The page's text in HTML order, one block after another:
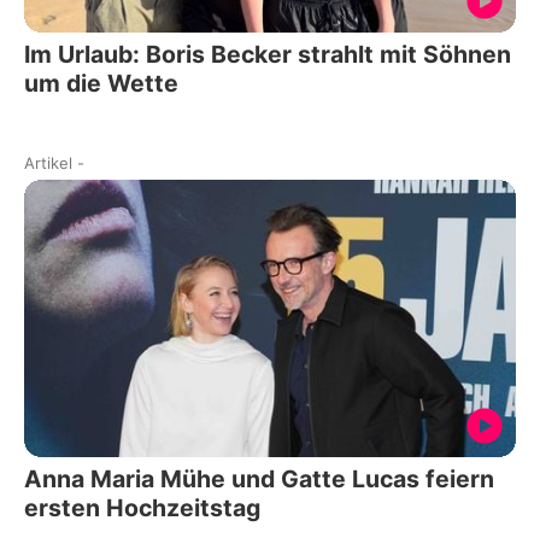
Im Urlaub: Boris Becker strahlt mit Söhnen
um die Wette
Artikel -
Anna Maria Mühe und Gatte Lucas feiern
ersten Hochzeitstag